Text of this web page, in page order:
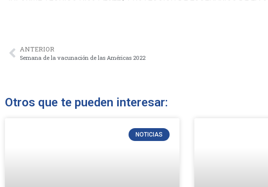
ANTERIOR
Semana de la vacunación de las Américas 2022
Otros que te pueden interesar:
NOTICIAS